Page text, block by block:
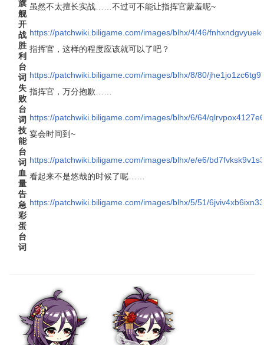
旗
舰
开
战
虽然不太擅长实战……不过可不能让指挥官蒙羞呢~
https://patchwiki.biligame.com/images/blhx/4/46/
胜
利
台
词
指挥官，这样的程度应该就可以了吧？
https://patchwiki.biligame.com/images/blhx/8/80/
失
败
台
词
指挥官，万分抱歉……
https://patchwiki.biligame.com/images/blhx/6/64/
技
能
台
词
宴会时间到~
https://patchwiki.biligame.com/images/blhx/e/e6/
血
量
告
急
看起来不是悠哉的时候了呢……
https://patchwiki.biligame.com/images/blhx/5/51/
彩
蛋
台
词